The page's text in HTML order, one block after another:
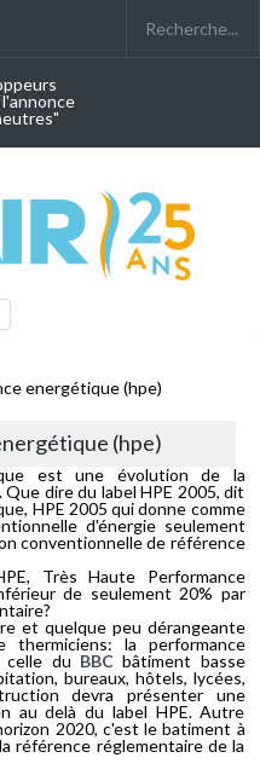
energétique (hpe)
(hpe)
est une évolution de la
dire du label HPE 2005, dit
HPE 2005 qui donne comme
d'énergie seulement
conventionnelle de référence
Très Haute Performance
de seulement 20% par
et quelque peu dérangeante
la performance
celle du BBCbâtiment basse
bureaux, hôtels, lycées,
devra présenter une
au delà du label HPE. Autre
2020, c'est le batiment à
référence réglementaire de la